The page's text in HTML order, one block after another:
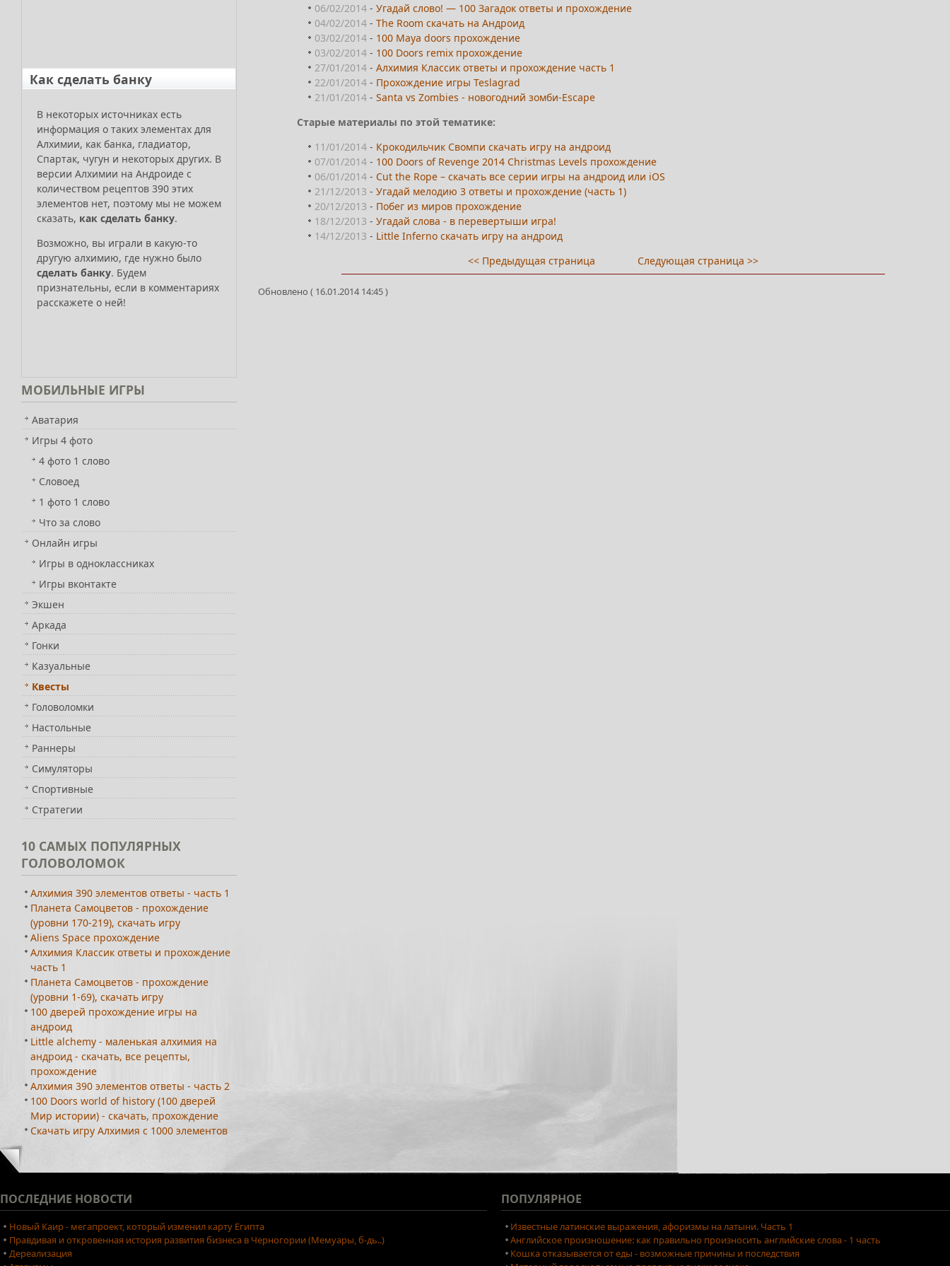
06/02/2014 -Угадай слово! — 100 Загадок ответы и прохождение
04/02/2014 -The Room скачать на Андроид
03/02/2014 - 100 Maya doors прохождение
03/02/2014 - 100 Doors remix прохождение
27/01/2014 -Алхимия Классик ответы и прохождение часть 1
22/01/2014 - Прохождение игры Teslagrad
21/01/2014 -Santa vs Zombies - новогодний зомби-Escape
Старые материалы по этой тематике:
11/01/2014 - Крокодильчик Свомпи скачать игру на андроид
07/01/2014 - 100 Doors of Revenge 2014 Christmas Levels прохождение
06/01/2014 - Cut the Rope – скачать все серии игры на андроид или iOS
21/12/2013 -Угадай мелодию 3 ответы и прохождение (часть 1)
20/12/2013 - Побег из миров прохождение
18/12/2013 -Угадай слова - в перевертыши игра!
14/12/2013 - Little Inferno скачать игру на андроид
<< Предыдущая страница
Следующая страница >>
Обновлено ( 16.01.2014 14:45 )
Как сделать банку
В некоторых источниках есть
информация о таких элементах для
Алхимии, как банка, гладиатор,
Спартак, чугун и некоторых других. В
версии Алхимии на Андроиде с
количеством рецептов 390 этих
элементов нет, поэтому мы не можем
сказать, как сделать банку.
Возможно, вы играли в какую-то
другую алхимию, где нужно было
сделать банку. Будем
признательны, если в комментариях
расскажете о ней!
МОБИЛЬНЫЕ ИГРЫ
Аватария
Игры 4 фото
4 фото 1 слово
Словоед
1 фото 1 слово
Что за слово
Онлайн игры
Игры в одноклассниках
Игры вконтакте
Экшен
Аркада
Гонки
Казуальные
Квесты
Головоломки
Настольные
Раннеры
Симуляторы
Спортивные
Стратегии
10 САМЫХ ПОПУЛЯРНЫХ
ГОЛОВОЛОМОК
Алхимия 390 элементов ответы - часть 1
Планета Самоцветов - прохождение
(уровни 170-219), скачать игру
Aliens Space прохождение
Алхимия Классик ответы и прохождение
часть 1
Планета Самоцветов - прохождение
(уровни 1-69), скачать игру
100 дверей прохождение игры на
андроид
Little alchemy - маленькая алхимия на
андроид - скачать, все рецепты,
прохождение
Алхимия 390 элементов ответы - часть 2
100 Doors world of history (100 дверей
Мир истории) - скачать, прохождение
Скачать игру Алхимия с 1000 элементов
ПОСЛЕДНИЕ НОВОСТИ
Новый Каир - мегапроект, который изменил карту Египта
Правдивая и откровенная история развития бизнеса в Черногории (Мемуары, б-дь..)
Дереализация
ПОПУЛЯРНОЕ
Известные латинские выражения, афоризмы на латыни. Часть 1
Английское произношение: как правильно произносить английские слова - 1 часть
Кошка отказывается от еды - возможные причины и последствия